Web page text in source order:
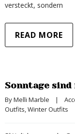
versteckt, sondern
READ MORE
Sonntage
By Melli Marble |
Outfits, Winter Outfits